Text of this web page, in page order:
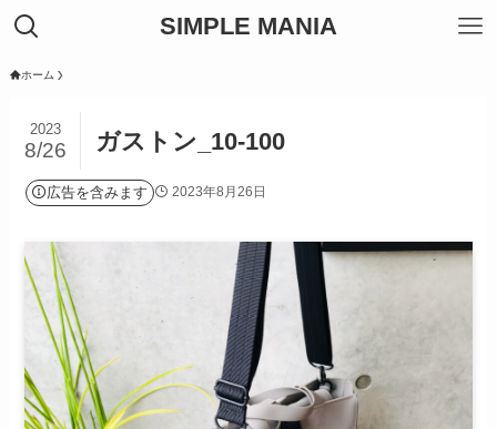
SIMPLE MANIA
ホーム
ガストン_10-100
2023
8/26
広告を含みます 2023年8月26日